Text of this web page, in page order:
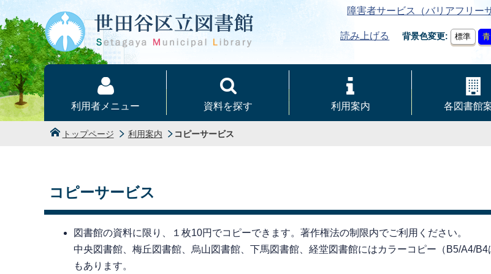
本文へ
障害者サービス（バリアフリー
読み上げる 背景色変更 標準 青
利用者メニュー 資料を探す 利用案内 各図書館
トップページ 利用案内 コピーサービス
コピーサービス
図書館の資料に限り、１枚10円でコピーできます。著作権法の制限内でご利用ください。
中央図書館、梅丘図書館、烏山図書館、下馬図書館、経堂図書館にはカラーコピー（B5/A4/B4
もあります。